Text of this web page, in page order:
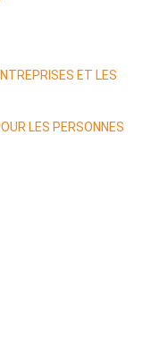
ET LES
LES PERSONNES